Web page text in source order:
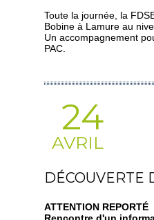
Toute la journée, la
Bobine à Lamure au
Un accompagnement
PAC.
24
AVRIL
DÉCOUVERTE
ATTENTION REPORTÉ